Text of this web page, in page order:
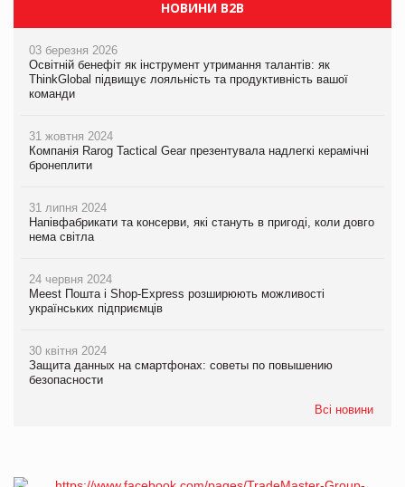
НОВИНИ B2B
03 березня 2026
Освітній бенефіт як інструмент утримання талантів: як
ThinkGlobal підвищує лояльність та продуктивність вашої
команди
31 жовтня 2024
Компанія Rarog Tactical Gear презентувала надлегкі керамічні
бронеплити
31 липня 2024
Напівфабрикати та консерви, які стануть в пригоді, коли довго
нема світла
24 червня 2024
Meest Пошта і Shop-Express розширюють можливості
українських підприємців
30 квітня 2024
Защита данных на смартфонах: советы по повышению
безопасности
Всі новини